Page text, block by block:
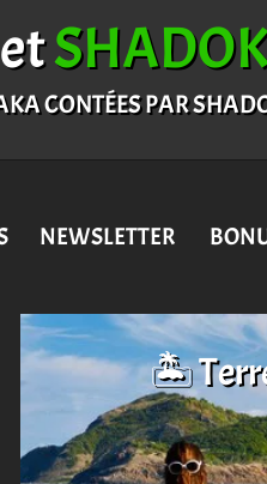
et
CONTÉES PAR
NEWSLETTER
🏝️